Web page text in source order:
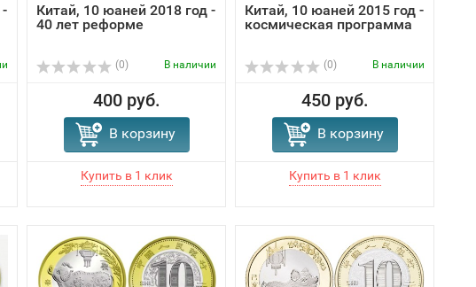
Китай, 10 юаней 2018 год -
40 лет реформе
(0) В наличии
400 руб.
В корзину
Китай, 10 юаней 2015 год -
космическая программа
(0) В наличии
450 руб.
В корзину